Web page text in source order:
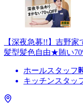
【深夜急募!!】吉野
髪型髪色自由★賄い
ホールスタッフ
キッチンスタッ